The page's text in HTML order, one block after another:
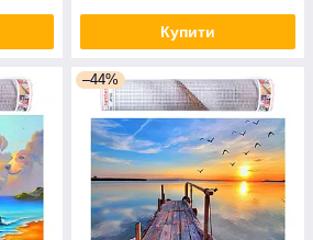
Купити
–44%